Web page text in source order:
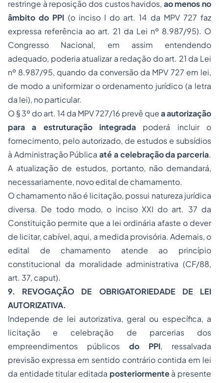
restringe à reposição dos custos havidos, ao menos no
âmbito do PPI (o inciso I do art. 14 da MPV 727 faz
expressa referência ao art. 21 da Lei nº 8.987/95). O
Congresso Nacional, em assim entendendo
adequado, poderia atualizar a redação do art. 21 da Lei
nº 8.987/95, quando da conversão da MPV 727 em lei,
de modo a uniformizar o ordenamento jurídico (a letra
da lei), no particular.
O § 3º do art. 14 da MPV 727/16 prevê quea autorização
para a estruturação integrada poderá incluir o
fornecimento, pelo autorizado, de estudos e subsídios
à Administração Públicaaté a celebração da parceria.
A atualização de estudos, portanto, não demandará,
necessariamente, novo edital de chamamento.
O chamamento não é licitação, possui natureza jurídica
diversa. De todo modo, o inciso XXI do art. 37 da
Constituição permite que a lei ordinária afaste o dever
de licitar, cabível, aqui, a medida provisória. Ademais, o
edital de chamamento atende ao princípio
constitucional da moralidade administrativa (CF/88,
art. 37, caput).
9. REVOGAÇÃO DE OBRIGATORIEDADE DE LEI
AUTORIZATIVA.
Independe de lei autorizativa, geral ou específica, a
licitação e celebração de parcerias dos
empreendimentos públicos do PPI, ressalvada
previsão expressa em sentido contrário contida em lei
da entidade titular editada posteriormenteà presente